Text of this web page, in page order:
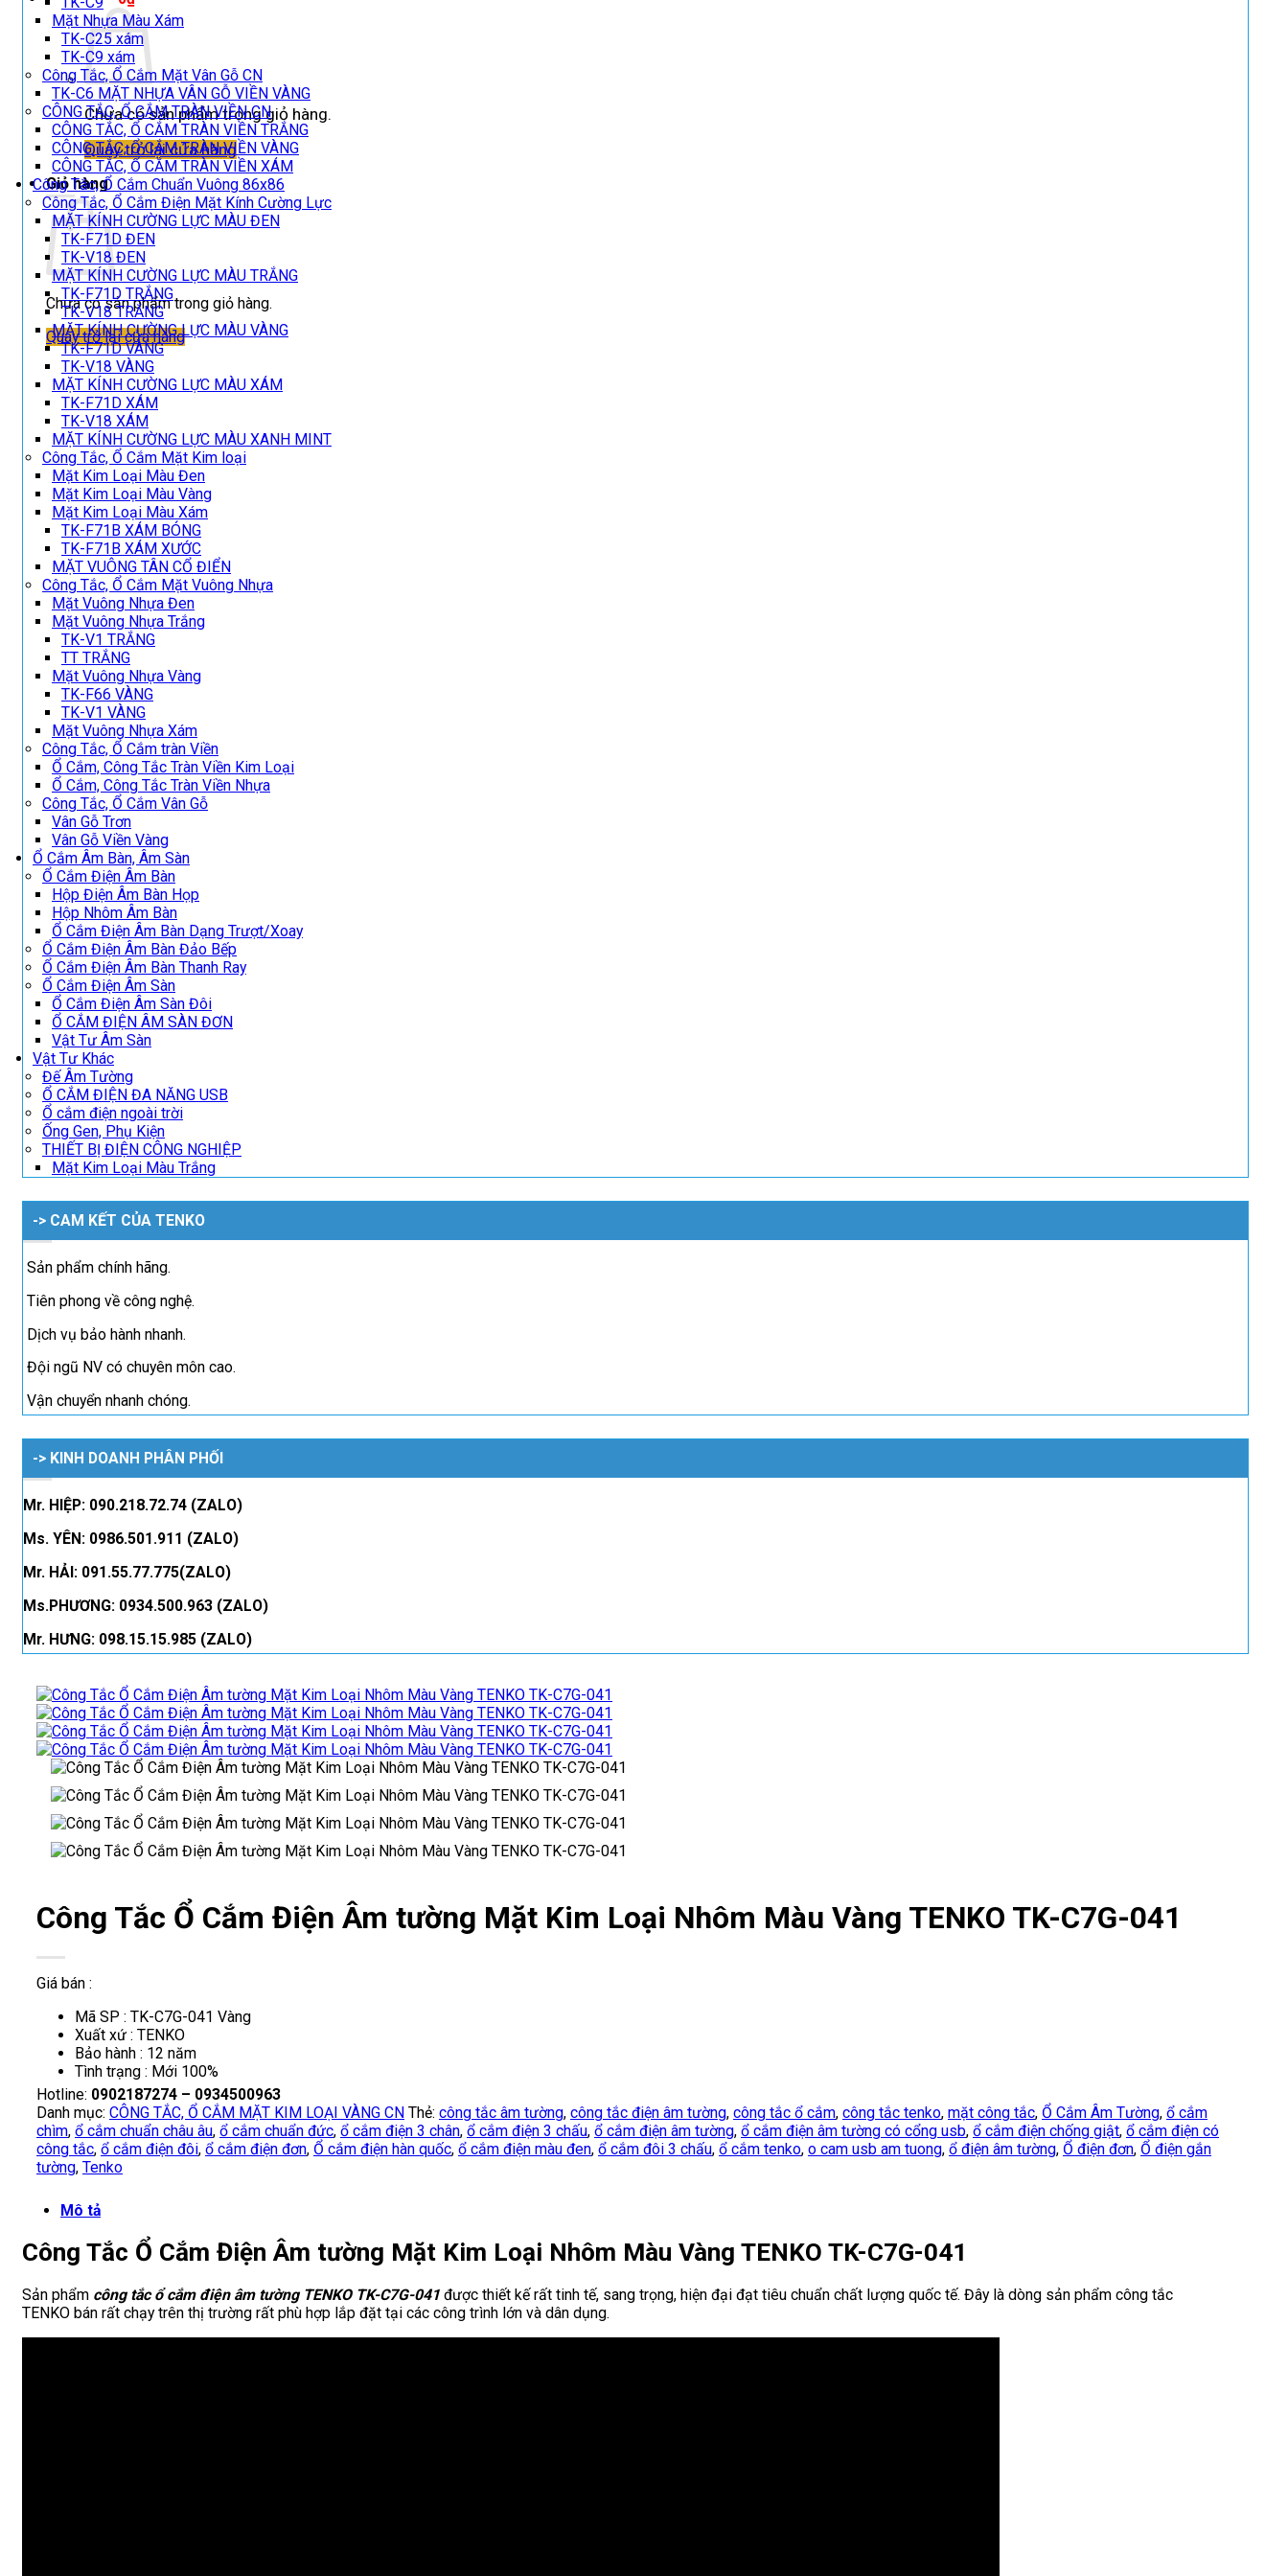
Chưa có sản phẩm trong giỏ hàng.
Quay trở lại cửa hàng
Giỏ hàng
Chưa có sản phẩm trong giỏ hàng.
Quay trở lại cửa hàng
Mặt Nhựa Màu Xám
TK-C25 xám
TK-C9 xám
Công Tắc, Ổ Cắm Mặt Vân Gỗ CN
TK-C6 MẶT NHỰA VÂN GỖ VIỀN VÀNG
CÔNG TẮC, Ổ CẮM TRÀN VIỀN CN
CÔNG TẮC, Ổ CẮM TRÀN VIỀN TRẮNG
CÔNG TẮC, Ổ CẮM TRÀN VIỀN VÀNG
CÔNG TẮC, Ổ CẮM TRÀN VIỀN XÁM
Công Tắc, Ổ Cắm Chuẩn Vuông 86x86
Công Tắc, Ổ Cắm Điện Mặt Kính Cường Lực
MẶT KÍNH CƯỜNG LỰC MÀU ĐEN
TK-F71D ĐEN
TK-V18 ĐEN
MẶT KÍNH CƯỜNG LỰC MÀU TRẮNG
TK-F71D TRẮNG
TK-V18 TRẮNG
MẶT KÍNH CƯỜNG LỰC MÀU VÀNG
TK-F71D VÀNG
TK-V18 VÀNG
MẶT KÍNH CƯỜNG LỰC MÀU XÁM
TK-F71D XÁM
TK-V18 XÁM
MẶT KÍNH CƯỜNG LỰC MÀU XANH MINT
Công Tắc, Ổ Cắm Mặt Kim loại
Mặt Kim Loại Màu Đen
Mặt Kim Loại Màu Vàng
Mặt Kim Loại Màu Xám
TK-F71B XÁM BÓNG
TK-F71B XÁM XƯỚC
MẶT VUÔNG TÂN CỔ ĐIỂN
Công Tắc, Ổ Cắm Mặt Vuông Nhựa
Mặt Vuông Nhựa Đen
Mặt Vuông Nhựa Trắng
TK-V1 TRẮNG
TT TRẮNG
Mặt Vuông Nhựa Vàng
TK-F66 VÀNG
TK-V1 VÀNG
Mặt Vuông Nhựa Xám
Công Tắc, Ổ Cắm tràn Viền
Ổ Cắm, Công Tắc Tràn Viền Kim Loại
Ổ Cắm, Công Tắc Tràn Viền Nhựa
Công Tắc, Ổ Cắm Vân Gỗ
Vân Gỗ Trơn
Vân Gỗ Viền Vàng
Ổ Cắm Âm Bàn, Âm Sàn
Ổ Cắm Điện Âm Bàn
Hộp Điện Âm Bàn Họp
Hộp Nhôm Âm Bàn
Ổ Cắm Điện Âm Bàn Dạng Trượt/Xoay
Ổ Cắm Điện Âm Bàn Đảo Bếp
Ổ Cắm Điện Âm Bàn Thanh Ray
Ổ Cắm Điện Âm Sàn
Ổ Cắm Điện Âm Sàn Đôi
Ổ CẮM ĐIỆN ÂM SÀN ĐƠN
Vật Tư Âm Sàn
Vật Tư Khác
Đế Âm Tường
Ổ CẮM ĐIỆN ĐA NĂNG USB
Ổ cắm điện ngoài trời
Ống Gen, Phụ Kiện
THIẾT BỊ ĐIỆN CÔNG NGHIỆP
Mặt Kim Loại Màu Trắng
-> CAM KẾT CỦA TENKO
Sản phẩm chính hãng.
Tiên phong về công nghệ.
Dịch vụ bảo hành nhanh.
Đội ngũ NV có chuyên môn cao.
Vận chuyển nhanh chóng.
-> KINH DOANH PHÂN PHỐI
Mr. HIỆP: 090.218.72.74 (ZALO)
Ms. YÊN: 0986.501.911 (ZALO)
Mr. HẢI: 091.55.77.775(ZALO)
Ms.PHƯƠNG: 0934.500.963 (ZALO)
Mr. HƯNG: 098.15.15.985 (ZALO)
Công Tắc Ổ Cắm Điện Âm tường Mặt Kim Loại Nhôm Màu Vàng TENKO TK-C7G-041
Giá bán :
Mã SP : TK-C7G-041 Vàng
Xuất xứ : TENKO
Bảo hành : 12 năm
Tình trạng : Mới 100%
Hotline: 0902187274 – 0934500963
Danh mục: CÔNG TẮC, Ổ CẮM MẶT KIM LOẠI VÀNG CN Thẻ: công tắc âm tường, công tắc điện âm tường, công tắc ổ cắm, công tắc tenko, mặt công tắc, Ổ Cắm Âm Tường, ổ cắm
chìm, ổ cắm chuẩn châu âu, ổ cắm chuẩn đức, ổ cắm điện 3 chân, ổ cắm điện 3 chấu, ổ cắm điện âm tường, ổ cắm điện âm tường có cổng usb, ổ cắm điện chống giật, ổ cắm điện có
công tắc, ổ cắm điện đôi, ổ cắm điện đơn, Ổ cắm điện hàn quốc, ổ cắm điện màu đen, ổ cắm đôi 3 chấu, ổ cắm tenko, o cam usb am tuong, ổ điện âm tường, Ổ điện đơn, Ổ điện gắn
tường, Tenko
Mô tả
Công Tắc Ổ Cắm Điện Âm tường Mặt Kim Loại Nhôm Màu Vàng TENKO TK-C7G-041
Sản phẩm công tắc ổ cắm điện âm tường TENKO TK-C7G-041 được thiết kế rất tinh tế, sang trọng, hiện đại đạt tiêu chuẩn chất lượng quốc tế. Đây là dòng sản phẩm công tắc
TENKO bán rất chạy trên thị trường rất phù hợp lắp đặt tại các công trình lớn và dân dụng.